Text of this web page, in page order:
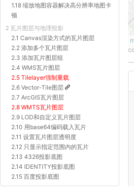
1.18 缩放地图容器解决高分辨率地图卡
顿
2 瓦片图层与地理投影
2.1 Canvas渲染方式的瓦片图层
2.2 添加多个瓦片图层
2.3 添加瓦片图层组
2.4 WMS瓦片图层
2.5 Tilelayer强制重载
2.6 Vector-Tile图层
2.7 ArcGIS瓦片图层
2.8 WMTS瓦片图层
2.9 LOD和自定义瓦片图层
2.10 用base64编码载入瓦片
2.11 设置瓦片图层透明度
2.12 只显示指定范围内的瓦片
2.13 4326投影底图
2.14 IDENTITY投影底图
2.15 百度投影底图
2.16 Proj4js自定义投影底图